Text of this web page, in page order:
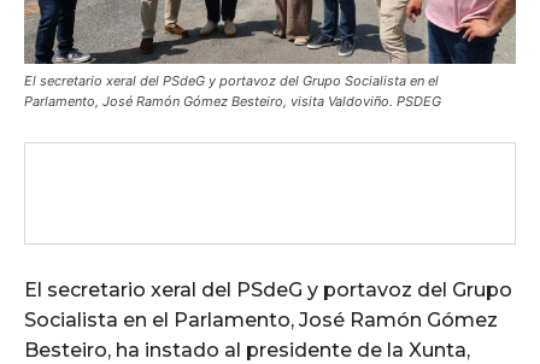
El secretario xeral del PSdeG y portavoz del Grupo Socialista en el
Parlamento, José Ramón Gómez Besteiro, visita Valdoviño. PSDEG
El secretario xeral del PSdeG y portavoz del Grupo
Socialista en el Parlamento, José Ramón Gómez
Besteiro, ha instado al presidente de la Xunta,